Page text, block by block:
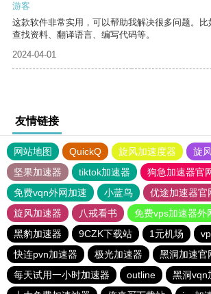
游客
这款软件非常实用，可以帮助我解决很多问题。
查找资料、翻译语言、编写代码等。
2024-04-01
友情链接
网站地图 QuickQ 旋风加速度器 旋
坚果加速器
tiktok加速器
狗急加速器官
免费vqn外网加速
小蓝鸟 优途加速器官
旋风加速器
八戒看书
免费vps加速器外
黑豹加速器
9CZK下载站 1元机场
快连pvn加速器
极光加速器
黑洞加速官
每天试用一小时加速器
outline
黑洞vqn